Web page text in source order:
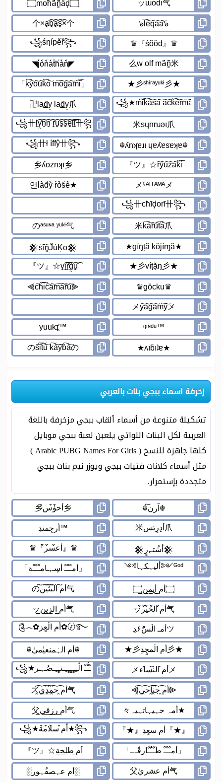
زخرفة اسماء ببجي بنات بالعربي
تشكيلة متنوعة من أسماء ألقاب ببجي مزخرفة باللغة
العربية لكل البنات اللواتي يلعبن لعبة ببجي موبايل
كلها جاهزة للنسخ ( Arabic PUBG Names For Girls )
مثل أسماء كلانات فتيات ببجي ويوزر نيم بنات ببجي
متجددة بإستمرار.